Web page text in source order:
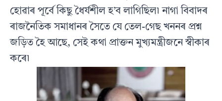
হোৱাৰ পূর্বে কিছু ধৈৰ্যশীল হ’ব লাগিছিল৷ নাগা বিবাদৰ
ৰাজনৈতিক সমাধানৰ সৈতে যে তেল-গেছ খননৰ প্ৰশ্ন
জড়িত হৈ আছে, সেই কথা প্ৰাক্তন মুখ্যমন্ত্ৰীজনে স্বীকাৰ
কৰে৷